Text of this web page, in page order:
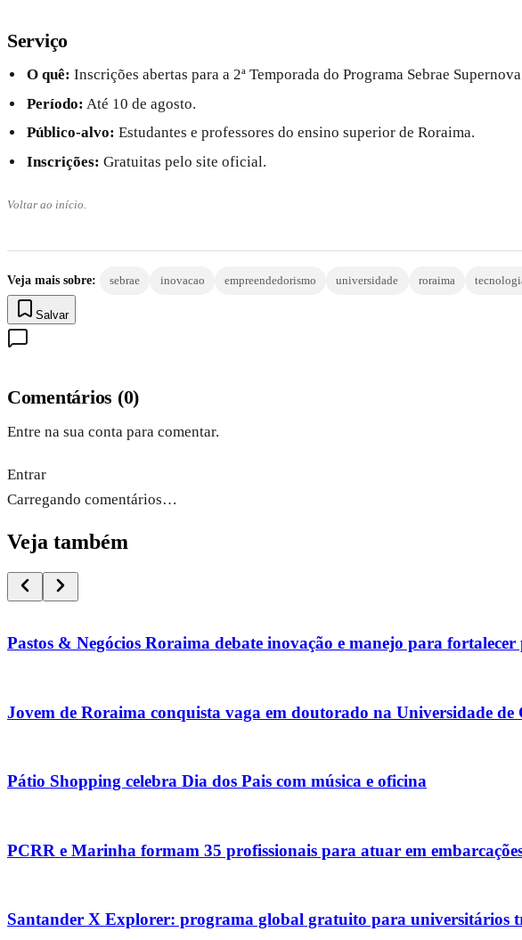
Serviço
O quê: Inscrições abertas para a 2ª Temporada do Programa Sebrae
Período: Até 10 de agosto.
Público-alvo: Estudantes e professores do ensino superior de Roraima.
Inscrições: Gratuitas pelo site oficial.
Voltar ao início.
Veja mais sobre: sebrae inovacao empreendedorismo universidade roraima
Salvar
Comentários (0)
Entre na sua conta para comentar.
Entrar
Carregando comentários…
Veja também
Pastos & Negócios Roraima debate inovação e manejo para fortalecer
Jovem de Roraima conquista vaga em doutorado na Universidade de
Pátio Shopping celebra Dia dos Pais com música e oficina
PCRR e Marinha formam 35 profissionais para atuar em
Santander X Explorer: programa global gratuito para universitários